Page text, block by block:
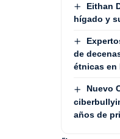
Eithan
hígado y
de
étnicas en
Nuevo
años de